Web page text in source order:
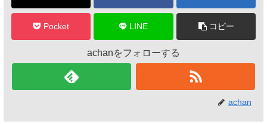
k Pocket LINE コピー
achanをフォローする
achan